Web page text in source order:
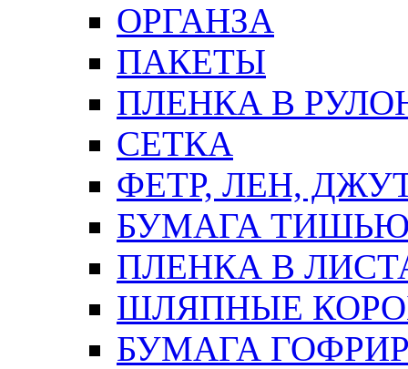
ОРГАНЗА
ПАКЕТЫ
ПЛЕНКА В
СЕТКА
ФЕТР, ЛЕН,
БУМАГА
ПЛЕНКА В
ШЛЯПНЫЕ
БУМАГА